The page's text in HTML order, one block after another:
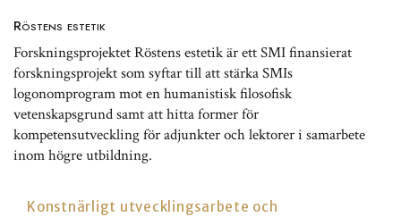
Röstens estetik
Forskningsprojektet Röstens estetik är ett SMI finansierat
forskningsprojekt som syftar till att stärka SMIs
logonomprogram mot en humanistisk filosofisk
vetenskapsgrund samt att hitta former för
kompetensutveckling för adjunkter och lektorer i samarbete
inom högre utbildning.
Konstnärligt utvecklingsarbete och